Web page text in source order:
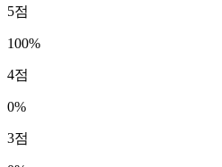
5점
100%
4점
0%
3점